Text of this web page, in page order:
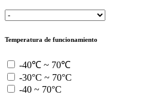
Temperatura de funcionamiento
-40℃ ~ 70℃
-30°C ~ 70°C
-40 ~ 70°C